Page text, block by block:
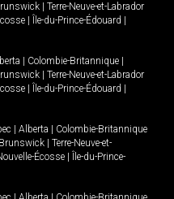
Terre-Neuve-et-Labrador
Île-du-Prince-Édouard
Colombie-Britannique
Terre-Neuve-et-Labrador
Île-du-Prince-Édouard
Alberta
Colombie-Britannique
Terre-Neuve-et-
Écosse
Île-du-Prince-